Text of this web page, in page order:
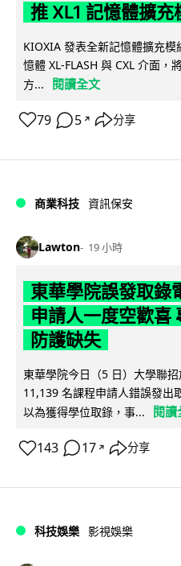
推 XL1 記憶體擴充
KIOXIA 發表全新記憶體擴充
憶體 XL-FLASH 與 CXL 介面，
方...
閱讀全文
79 5 ↗ 分享
商業科技 資訊保安
Lawton 19 小時
東華學院誤發取錄
申請人一度空歡喜
防護缺失
東華學院今日（5 日）大學聯
11,139 名課程申請人錯誤發出
以為獲得學位取錄，事...
閱讀
143 17 ↗ 分享
科技娛樂 影視娛樂